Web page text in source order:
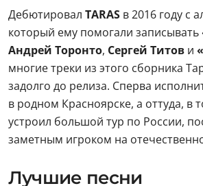
Дебютировал TARAS в 2016 году с
который ему помогали записывать
Андрей Торонто, Сергей Титов и
многие треки из этого сборника
задолго до релиза. Сперва
в родном Красноярске, а оттуда, в
устроил большой тур по России,
заметным игроком на
Лучшие песни